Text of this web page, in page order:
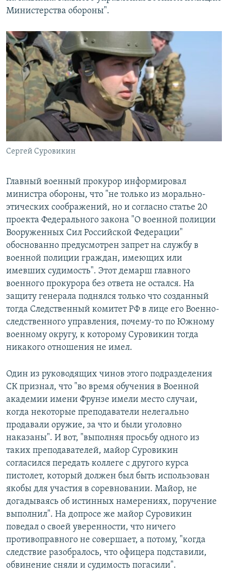
Министерства обороны".
Сергей Суровикин
Главный военный прокурор информировал
министра обороны, что "не только из морально-
этических соображений, но и согласно статье 20
проекта Федерального закона "О военной полиции
Вооруженных Сил Российской Федерации"
обоснованно предусмотрен запрет на службу в
военной полиции граждан, имеющих или
имевших судимость". Этот демарш главного
военного прокурора без ответа не остался. На
защиту генерала поднялся только что созданный
тогда Следственный комитет РФ в лице его Военно-
следственного управления, почему-то по Южному
военному округу, к которому Суровикин тогда
никакого отношения не имел.
Один из руководящих чинов этого подразделения
СК признал, что "во время обучения в Военной
академии имени Фрунзе имели место случаи,
когда некоторые преподаватели нелегально
продавали оружие, за что и были уголовно
наказаны". И вот, "выполняя просьбу одного из
таких преподавателей, майор Суровикин
согласился передать коллеге с другого курса
пистолет, который должен был быть использован
якобы для участия в соревновании. Майор, не
догадываясь об истинных намерениях, поручение
выполнил". На допросе же майор Суровикин
поведал о своей уверенности, что ничего
противоправного не совершает, а потому, "когда
следствие разобралось, что офицера подставили,
обвинение сняли и судимость погасили".